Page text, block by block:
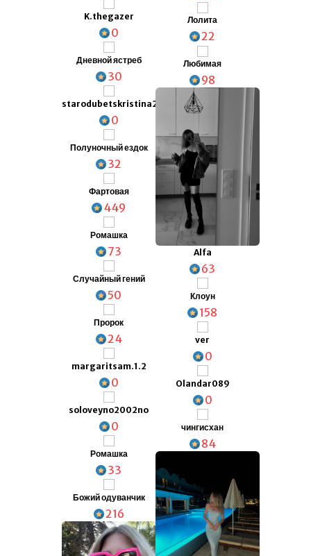
K.thegazer
0
Дневной ястреб
30
starodubetskristina2007
0
Полуночный ездок
32
Фартовая
449
Ромашка
73
Случайный гений
50
Пророк
24
margaritsam.1.2
0
soloveyno2002no
0
Ромашка
33
Божий одуванчик
216
Лолита
22
Любимая
98
Alfa
63
Клоун
158
ver
0
Olandar089
0
чингисхан
84